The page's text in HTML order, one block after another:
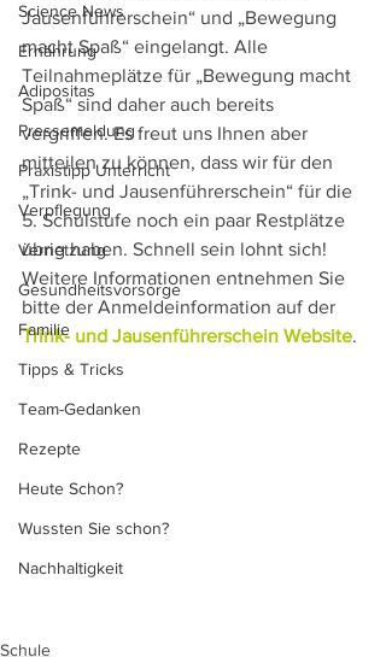
Science News
Ernährung
Adipositas
Pressemeldung
Praxistipp Unterricht
Verpflegung
Vernetzung
Gesundheitsvorsorge
Familie
Tipps & Tricks
Team-Gedanken
Rezepte
Heute Schon?
Wussten Sie schon?
Nachhaltigkeit
Jausenführerschein“ und „Bewegung
macht Spaß“ eingelangt. Alle
Teilnahmeplätze für „Bewegung macht
Spaß“ sind daher auch bereits
vergriffen. Es freut uns Ihnen aber
mitteilen zu können, dass wir für den
„Trink- und Jausenführerschein“ für die
5. Schulstufe noch ein paar Restplätze
übrig haben. Schnell sein lohnt sich!
Weitere Informationen entnehmen Sie
bitte der Anmeldeinformation auf der
Trink- und Jausenführerschein Website.
Schule